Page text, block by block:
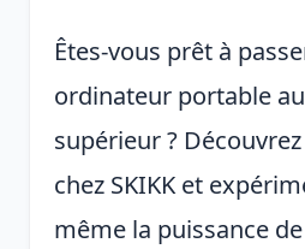
Êtes-vous prêt à
ordinateur portable
supérieur ?
chez SKIKK et
même la puissance